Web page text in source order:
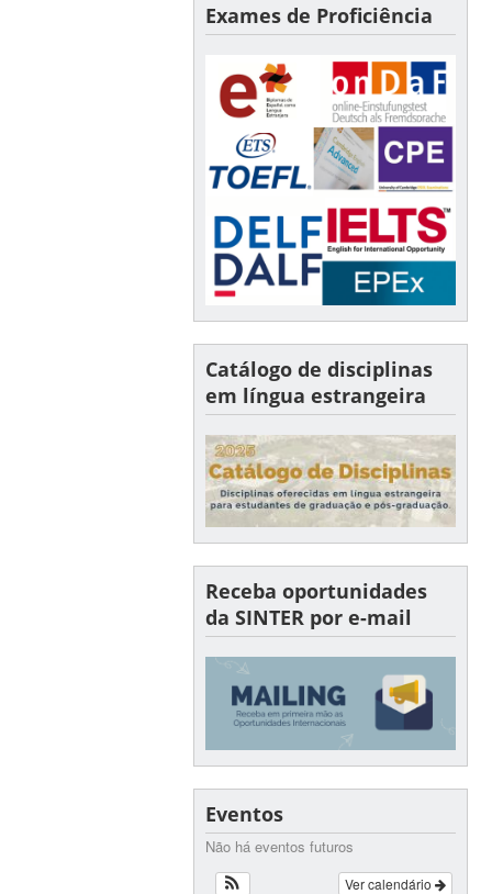
Exames de Proficiência
Catálogo de disciplinas
em língua estrangeira
Receba oportunidades
da SINTER por e-mail
Eventos
Não há eventos futuros
Ver calendário